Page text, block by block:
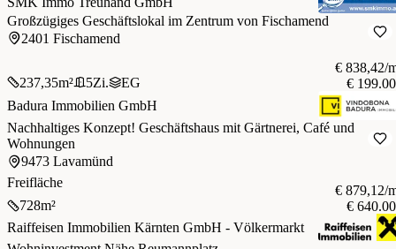
Großzügiges Geschäftslokal im Zentrum von Fischamend
2401 Fischamend
237,35m² 5Zi. EG
€ 838,42/
€
Badura Immobilien GmbH
Nachhaltiges Konzept! Geschäftshaus mit Gärtnerei, Café und
Wohnungen
9473 Lavamünd
Freifläche
728m²
€ 879,12/
€
Raiffeisen Immobilien Kärnten GmbH - Völkermarkt